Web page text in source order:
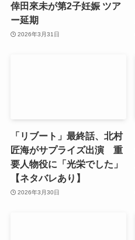
倖田來未が第2子妊娠 ツア
ー延期
2026年3月31日
「リブート」最終話、北村
匠海がサプライズ出演 重
要人物役に「光栄でした」
【ネタバレあり】
2026年3月30日